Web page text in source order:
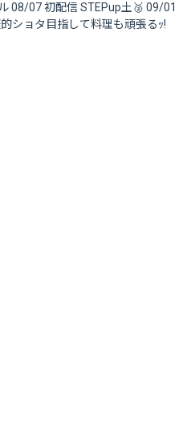
08/07 初配信 STEPup土🥈 09/01
ショタ目指して料理も頑張るｯ!